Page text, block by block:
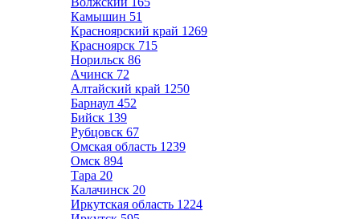
Камышин 51
Красноярский край 1269
Красноярск 715
Норильск 86
Ачинск 72
Алтайский край 1250
Барнаул 452
Бийск 139
Рубцовск 67
Омская область 1239
Омск 894
Тара 20
Калачинск 20
Иркутская область 1224